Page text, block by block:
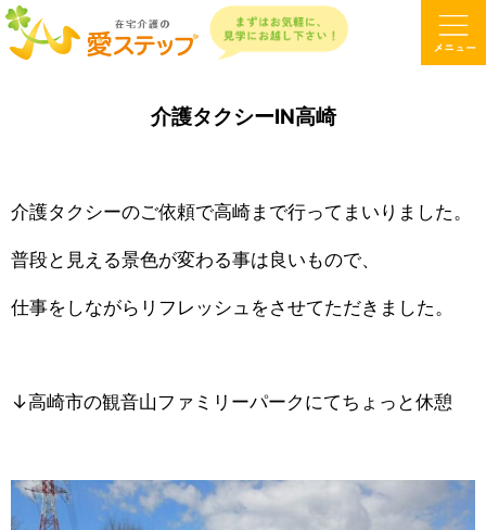
介護タクシーIN高崎
介護タクシーのご依頼で高崎まで行ってまいりました。
普段と見える景色が変わる事は良いもので、
仕事をしながらリフレッシュをさせてただきました。
↓高崎市の観音山ファミリーパークにてちょっと休憩